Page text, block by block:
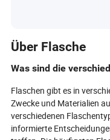
um Verbraucher zu
Marken zu stärken.
benutzerzentrierten
bieten diese Flaschen
Technologie,
einem strategischen
hart umkämpften
Artikel enthüllt, wie
der
Funktionen und
Über Flasche
Was sind die
Flaschen gibt es in
Zwecke und Materialien
verschiedenen
informierte